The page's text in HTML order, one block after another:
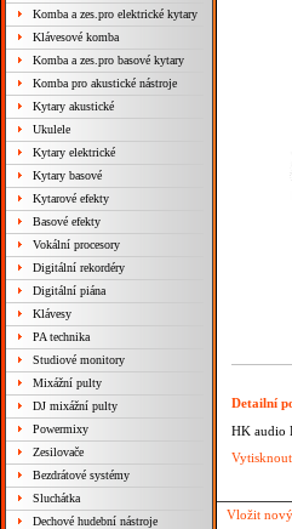
Komba a zes.pro elektrické kytary
Klávesové komba
Komba a zes.pro basové kytary
Komba pro akustické nástroje
Kytary akustické
Ukulele
Kytary elektrické
Kytary basové
Kytarové efekty
Basové efekty
Vokální procesory
Digitální rekordéry
Digitální piána
Klávesy
PA technika
Studiové monitory
Mixážní pulty
DJ mixážní pulty
Powermixy
Zesilovače
Bezdrátové systémy
Sluchátka
Dechové hudební nástroje
Detailní
HK audio
Vložit